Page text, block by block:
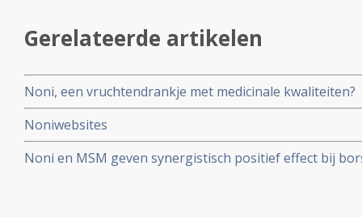
Gerelateerde artikelen
Noni, een vruchtendrankje met medicinale kwaliteiten?
Noniwebsites
Noni en MSM geven synergistisch positief effect bij